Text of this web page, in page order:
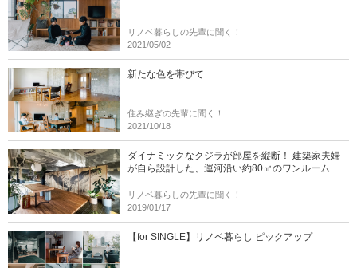
リノベ暮らしの先輩に聞く！
2021/05/02
新たな色を帯びて
住み継ぎの先輩に聞く！
2021/10/18
ダイナミックなクジラが部屋を縦断！ 建築家夫婦
が自ら設計した、運河沿い約80㎡のワンルーム
リノベ暮らしの先輩に聞く！
2019/01/17
【for SINGLE】リノベ暮らし ピックアップ